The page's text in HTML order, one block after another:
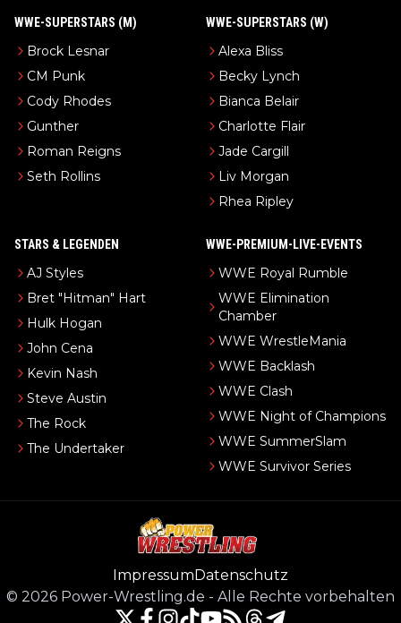
WWE-SUPERSTARS (M)
Brock Lesnar
CM Punk
Cody Rhodes
Gunther
Roman Reigns
Seth Rollins
WWE-SUPERSTARS (W)
Alexa Bliss
Becky Lynch
Bianca Belair
Charlotte Flair
Jade Cargill
Liv Morgan
Rhea Ripley
STARS & LEGENDEN
AJ Styles
Bret "Hitman" Hart
Hulk Hogan
John Cena
Kevin Nash
Steve Austin
The Rock
The Undertaker
WWE-PREMIUM-LIVE-EVENTS
WWE Royal Rumble
WWE Elimination
Chamber
WWE WrestleMania
WWE Backlash
WWE Clash
WWE Night of Champions
WWE SummerSlam
WWE Survivor Series
Impressum Datenschutz
© 2026 Power-Wrestling.de - Alle Rechte vorbehalten